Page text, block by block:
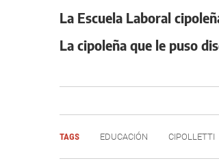
La Escuela Laboral
La cipoleña que le puso
TAGS EDUCACIÓN CIPOLLETTI